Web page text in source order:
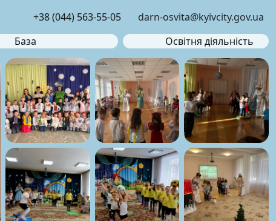
+38 (044) 563-55-05
darn-osvita@kyivcity.gov.ua
База Освітня діяльність